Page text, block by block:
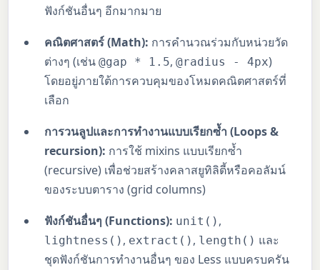
ฟังก์ชันอื่นๆ อีกมากมาย
คณิตศาสตร์ (Math): การคำนวณร่วมกับหน่วยวัด
ต่างๆ (เช่น@gap * 1.5,@radius - 4px)
โดยอยู่ภายใต้การควบคุมของโหมดคณิตศาสตร์ที่
เลือก
การวนลูปและการทำงานแบบเรียกซ้ำ (Loops &
recursion): การใช้ mixins แบบเรียกซ้ำ
(recursive) เพื่อช่วยสร้างคลาสยูทิลิตี้หรือคอลัมน์
ของระบบตาราง (grid columns)
ฟังก์ชันอื่นๆ (Functions): unit() ,
lightness() , extract() , length() และ
ชุดฟังก์ชันการทำงานอื่นๆ ของ Less แบบครบครัน